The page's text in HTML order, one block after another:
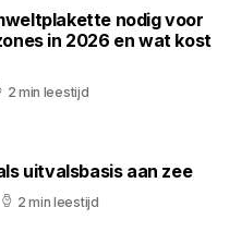
nodig voor
in 2026 en wat kost
2 min leestijd
uitvalsbasis aan zee
2 min leestijd